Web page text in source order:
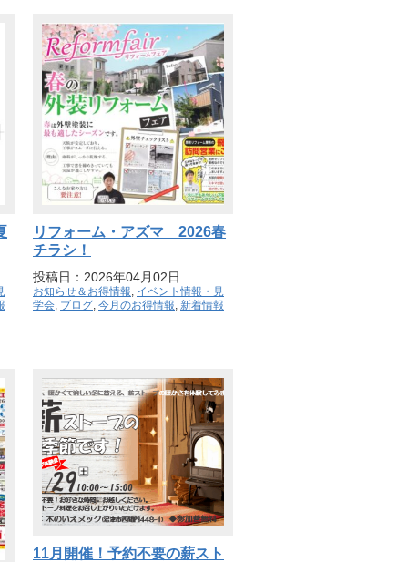
リフォーム・アズマ 2026春
チラシ！
投稿日：2026年04月02日
お知らせ＆お得情報, イベント情報・見
学会, ブログ, 今月のお得情報, 新着情報
11月開催！予約不要の薪スト